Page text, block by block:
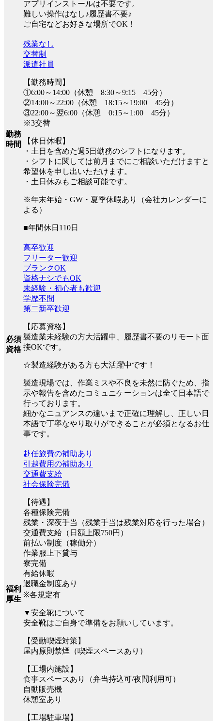
アプリインストールは不要です。
難しい操作はなし♪履歴書不要♪
ご自宅などお好きな場所でOK！
勤務
時間
残業なし
交替制
派遣社員
【勤務時間】
①6:00～14:00（休憩 8:30～9:15 45分）
②14:00～22:00（休憩 18:15～19:00 45分）
③22:00～翌6:00（休憩 0:15～1:00 45分）
※3交替
【休日休暇】
・土日を含めた週5日勤務のシフトになります。
・シフトに関しては前月までにご相談いただけますと
希望休を申し出いただけます。
・土日休みもご相談可能です。
※年末年始・GW・夏季休暇あり（会社カレンダーに
よる）
■年間休日110日
必須
資格
高卒歓迎
フリーター歓迎
ブランクOK
資格ナシでもOK
未経験・初心者も歓迎
学歴不問
第二新卒歓迎
【応募資格】
製造業未経験の方大活躍中、履歴書不要のリモート面
接OKです。
☆製造経験がある方も大活躍中です！
製造現場では、作業ミスや不良を未然に防ぐため、指
示や報告を含めたコミュニケーションは全て日本語で
行っております。
細かなニュアンスの違いまで正確に理解し、正しい日
本語で丁寧なやり取りができることが必須となるお仕
事です。
福利
厚生
赴任旅費の補助あり
引越費用の補助あり
交通費支給
社会保険完備
【待遇】
各種保険完備
残業・深夜手当（残業手当は残業対応を行った場合）
交通費支給（日額上限750円）
前払い制度（稼働分）
作業服上下貸与
寮完備
有給休暇
退職金制度あり
※各規定有
▼安全靴について
安全靴はご自身で準備をお願いしています。
【受動喫煙対策】
屋内原則禁煙（喫煙スペースあり）
【工場内施設】
食事スペースあり（弁当持込可/夜間利用可）
自動販売機
休憩室あり
【工場駐車場】